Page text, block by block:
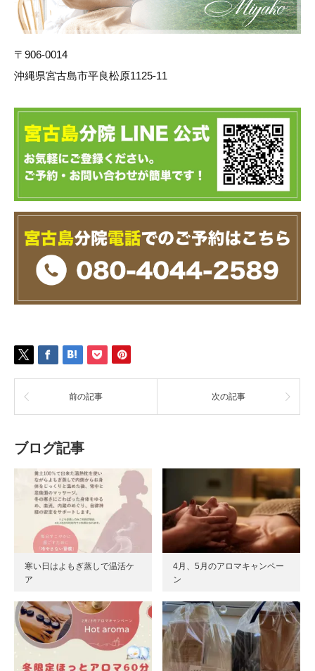
〒906-0014
沖縄県宮古島市平良松原1125-11
前の記事 次の記事
ブログ記事
寒い日はよもぎ蒸しで温活ケ
ア
4月、5月のアロマキャンペー
ン